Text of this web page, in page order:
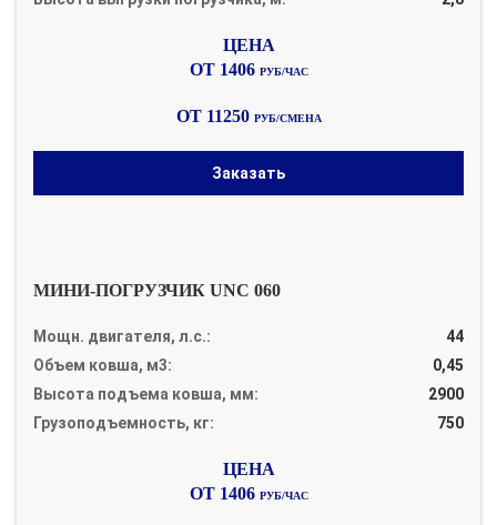
ОТ 1406 РУБ/ЧАС
ОТ 11250 РУБ/СМЕНА
Заказать
МИНИ-ПОГРУЗЧИК UNC 060
Мощн. двигателя, л.с.:
44
Объем ковша, м3:
0,45
Высота подъема ковша, мм:
2900
Грузоподъемность, кг:
750
ОТ 1406 РУБ/ЧАС